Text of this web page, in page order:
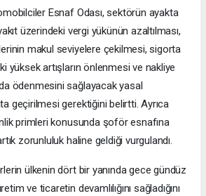
Esnaf Odası, sektörün ayakta
üzerindeki vergi yükünün azaltılması,
makul seviyelere çekilmesi, sigorta
yüksek artışların önlenmesi ve nakliye
ödenmesini sağlayacak yasal
geçirilmesi gerektiğini belirtti. Ayrıca
primleri konusunda şoför esnafına
zorunluluk haline geldiği vurgulandı.
ülkenin dört bir yanında gece gündüz
ve ticaretin devamlılığını sağladığını